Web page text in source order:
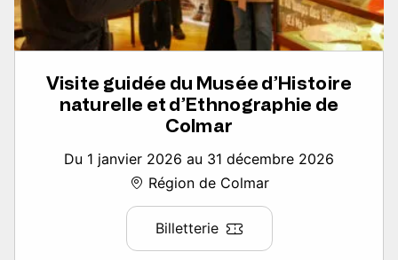
Visite guidée du Musée d’Histoire
naturelle et d’Ethnographie de
Colmar
Du 1 janvier 2026 au 31 décembre 2026
Région de Colmar
Billetterie